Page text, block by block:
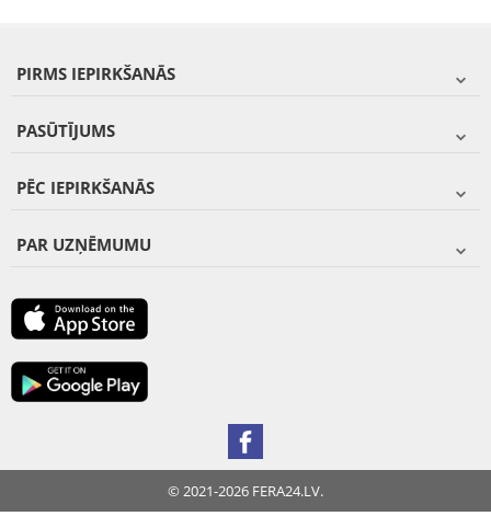
PIRMS IEPIRKŠANĀS
PASŪTĪJUMS
PĒC IEPIRKŠANĀS
PAR UZŅĒMUMU
© 2021-2026 FERA24.LV.